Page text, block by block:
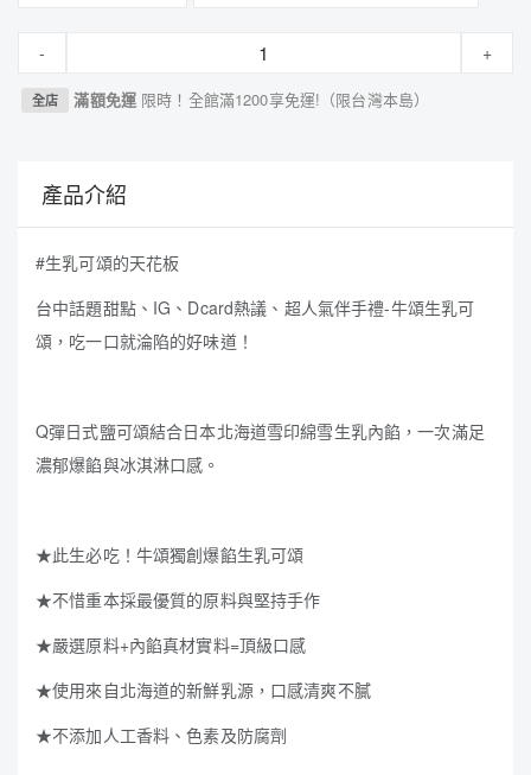
- +
全店 滿額免運 限時！全館滿1200享免運!（限台灣本島）
產品介紹
#生乳可頌的天花板
台中話題甜點、IG、Dcard熱議、超人氣伴手禮-牛頌生乳可
頌，吃一口就淪陷的好味道！
Q彈日式鹽可頌結合日本北海道雪印綿雪生乳內餡，一次滿足
濃郁爆餡與冰淇淋口感。
★此生必吃！牛頌獨創爆餡生乳可頌
★不惜重本採最優質的原料與堅持手作
★嚴選原料+內餡真材實料=頂級口感
★使用來自北海道的新鮮乳源，口感清爽不膩
★不添加人工香料、色素及防腐劑